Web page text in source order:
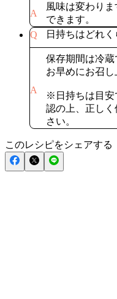
A
風味は変わり
Q
日持ちはどれく
A
保存期間は冷蔵
お早めにお召し
※日持ちは目安
認の上、正し
このレシピをシェアする